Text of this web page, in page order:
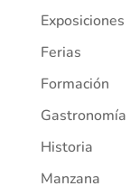
Exposiciones
Ferias
Formación
Gastronomía
Historia
Manzana